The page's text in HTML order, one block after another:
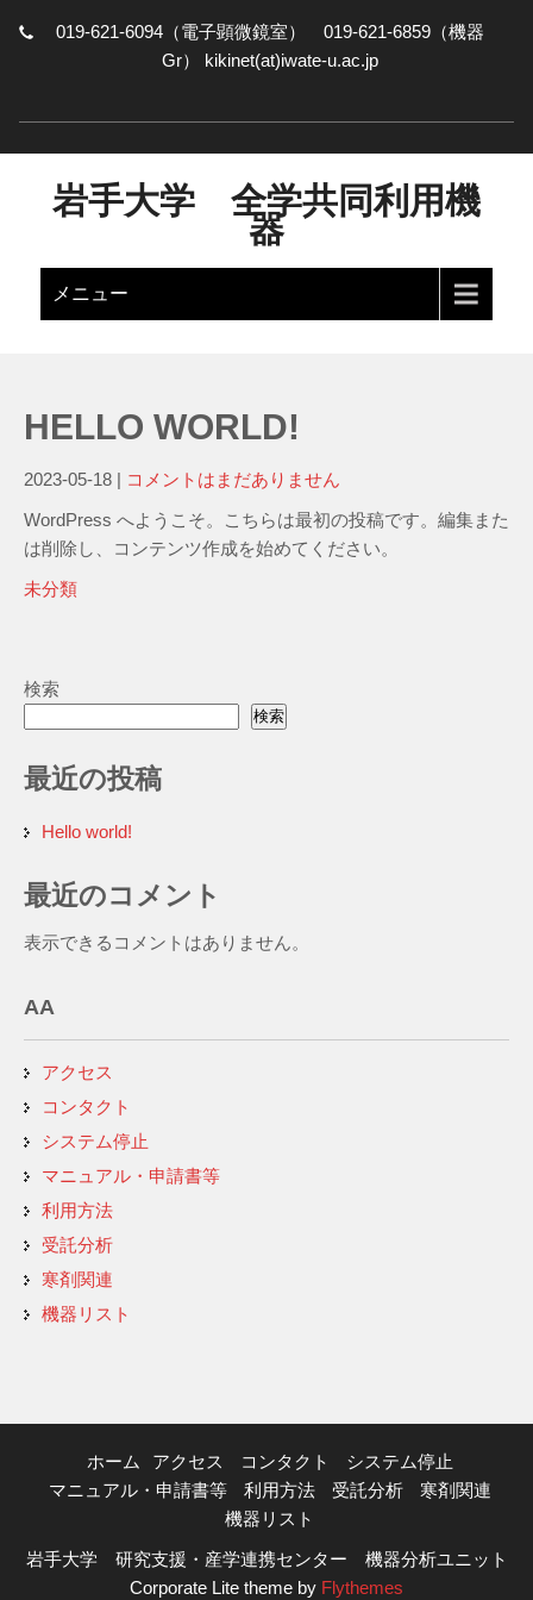
019-621-6094（電子顕微鏡室） 019-621-6859（機器
Gr） kikinet(at)iwate-u.ac.jp
岩手大学 全学共同利用機
器
メニュー
HELLO WORLD!
2023-05-18 | コメントはまだありません
WordPress へようこそ。こちらは最初の投稿です。編集また
は削除し、コンテンツ作成を始めてください。
未分類
検索
検索
最近の投稿
Hello world!
最近のコメント
表示できるコメントはありません。
AA
アクセス
コンタクト
システム停止
マニュアル・申請書等
利用方法
受託分析
寒剤関連
機器リスト
ホーム アクセス コンタクト
システム停止
マニュアル・申請書等
利用方法 受託分析
寒剤関連
機器リスト
岩手大学 研究支援・産学連携センター 機器分析ユニット
Corporate Lite theme by Flythemes